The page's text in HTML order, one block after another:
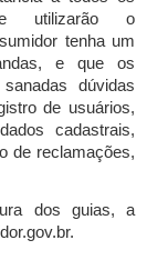
utilizarão o
tenha um
e que os
dúvidas
de usuários,
cadastrais,
de reclamações,
dos guias, a